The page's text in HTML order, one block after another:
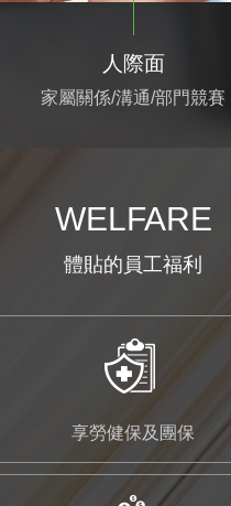
人際面
家屬關係/溝通/部門競賽
WELFARE
體貼的員工福利
享勞健保及團保